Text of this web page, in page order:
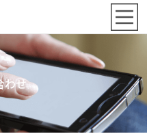
わせ